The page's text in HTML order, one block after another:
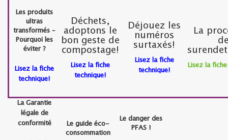
Les produits
ultras
transformés –
Pourquoi les
éviter ?
Lisez la fiche
technique!
Déchets,
adoptons le
bon geste de
compostage!
Lisez la fiche
technique!
Déjouez les
numéros
surtaxés!
Lisez la fiche
technique!
La
Lisez la
La Garantie
légale de
conformité
Le guide éco-
consommation
Le danger des
PFAS !